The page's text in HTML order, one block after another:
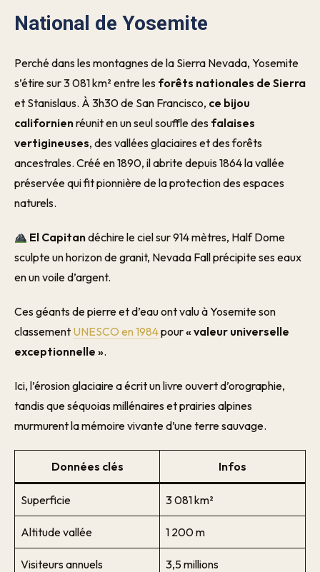
National de Yosemite
Perché dans les montagnes de la Sierra Nevada, Yosemite
s’étire sur 3 081 km² entre les forêts nationales de Sierra
et Stanislaus. À 3h30 de San Francisco, ce bijou
californienréunit en un seul souffle des falaises
vertigineuses, des vallées glaciaires et des forêts
ancestrales. Créé en 1890, il abrite depuis 1864 la vallée
préservée qui fit pionnière de la protection des espaces
naturels.
El Capitandéchire le ciel sur 914 mètres, Half Dome
sculpte un horizon de granit, Nevada Fall précipite ses eaux
en un voile d’argent.
Ces géants de pierre et d’eau ont valu à Yosemite son
classement UNESCO en 1984pour« valeur universelle
exceptionnelle ».
Ici, l’érosion glaciaire a écrit un livre ouvert d’orographie,
tandis que séquoias millénaires et prairies alpines
murmurent la mémoire vivante d’une terre sauvage.
Données clés Infos
Superficie 3 081 km²
Altitude vallée 1 200 m
Visiteurs annuels 3,5 millions